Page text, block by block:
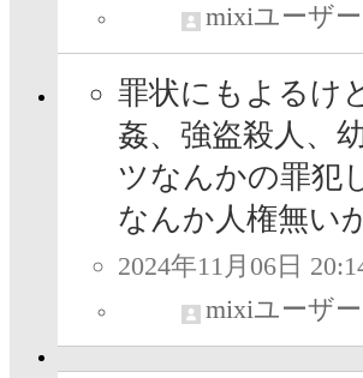
mixiユーザー
罪状にもよるけ
姦、強盗殺人、
ツなんかの罪犯
なんか人権無い
2024年11月06日
mixiユーザー